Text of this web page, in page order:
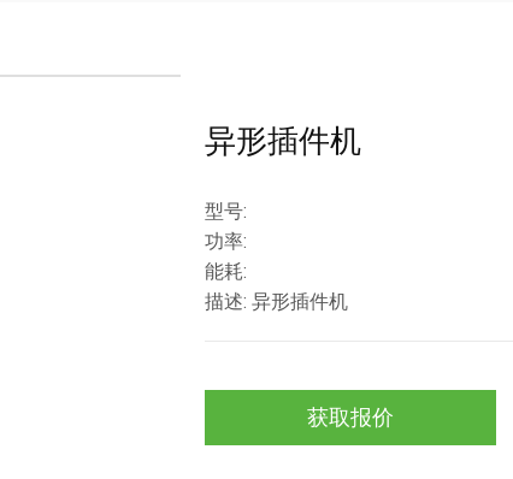
异形插件机
型号:
功率:
能耗:
描述: 异形插件机
获取报价